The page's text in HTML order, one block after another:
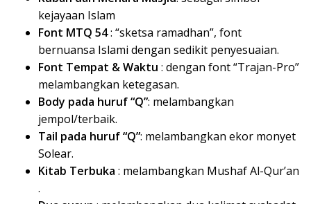
kejayaan Islam
Font MTQ 54: “sketsa ramadhan”, font
bernuansa Islami dengan sedikit penyesuaian.
Font Tempat & Waktu : dengan font “Trajan-Pro”
melambangkan ketegasan.
Body pada huruf “Q”: melambangkan
jempol/terbaik.
Tail pada huruf “Q”: melambangkan ekor monyet
Solear.
Kitab Terbuka : melambangkan Mushaf Al-Qur’an
.